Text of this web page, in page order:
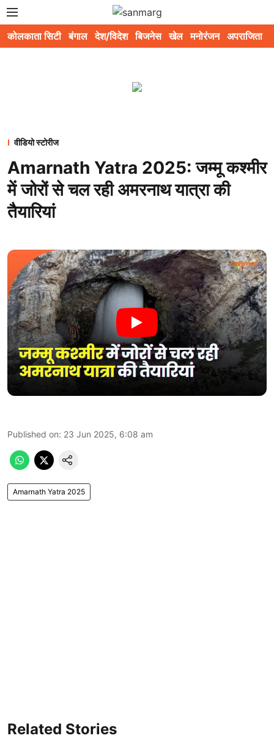
कोलकाता सिटी बंगाल देश/विदेश बिजनेस खेल मनोरंजन अपराजिता
वीडियो स्टोरीज
Amarnath Yatra 2025: जम्मू कश्मीर
में जोरों से चल रही अमरनाथ यात्रा की
तैयारियां
Published on: 23 Jun 2025, 6:08 am
Amarnath Yatra 2025
Related Stories